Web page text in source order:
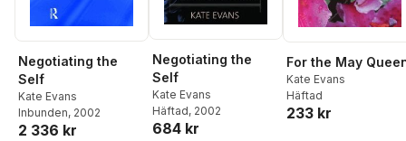
Negotiating the
Self
Kate Evans
Inbunden, 2002
2 336 kr
Negotiating the
Self
Kate Evans
Häftad, 2002
684 kr
For the May
Kate Evans
Häftad
233 kr